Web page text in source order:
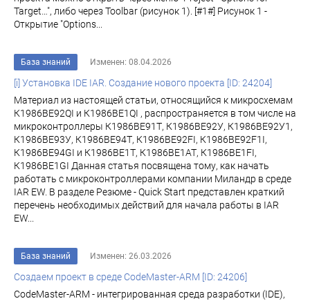
Target…", либо через Toolbar (рисунок 1). [#1#] Рисунок 1 -
Открытие "Options...
База знаний Изменен: 08.04.2026
[i] Установка IDE IAR. Создание нового проекта [ID: 24204]
Материал из настоящей статьи, относящийся к микросхемам
К1986ВЕ92QI и К1986ВЕ1QI , распространяется в том числе на
микроконтроллеры К1986ВЕ91Т, К1986ВЕ92У, К1986ВЕ92У1,
К1986ВЕ93У, К1986ВЕ94Т, К1986ВЕ92FI, К1986ВЕ92F1I,
К1986ВЕ94GI и К1986ВЕ1Т, К1986ВЕ1АТ, К1986ВЕ1FI,
К1986ВЕ1GI Данная статья посвящена тому, как начать
работать с микроконтроллерами компании Миландр в среде
IAR EW. В разделе Резюме - Quick Start представлен краткий
перечень необходимых действий для начала работы в IAR
EW...
База знаний Изменен: 26.03.2026
Создаем проект в среде CodeMaster-ARM [ID: 24206]
CodeMaster-ARM - интегрированная среда разработки (IDE),